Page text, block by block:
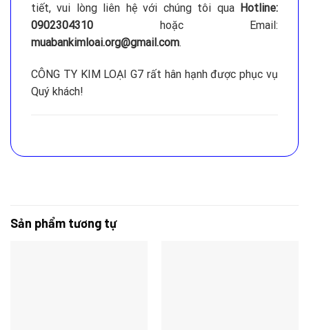
tiết, vui lòng liên hệ với chúng tôi qua Hotline:
0902304310 hoặc Email:
muabankimloai.org@gmail.com.
CÔNG TY KIM LOẠI G7 rất hân hạnh được phục vụ
Quý khách!
Sản phẩm tương tự